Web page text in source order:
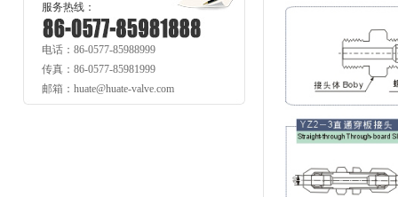
服务热线：
电话：86-0577-85988999
传真：86-0577-85981999
邮箱：huate@huate-valve.com